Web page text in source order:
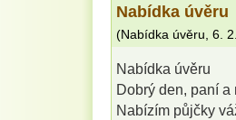
Nabídka úvěru
(Nabídka úvěru, 6.
Nabídka úvěru
Dobrý den, paní
Nabízím půjčky